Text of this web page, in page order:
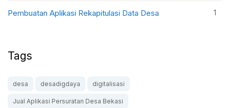
Pembuatan Aplikasi Rekapitulasi Data Desa 1
Tags
desa desadigdaya digitalisasi
Jual Aplikasi Persuratan Desa Bekasi